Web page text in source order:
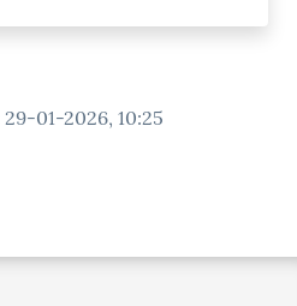
29-01-2026, 10:25